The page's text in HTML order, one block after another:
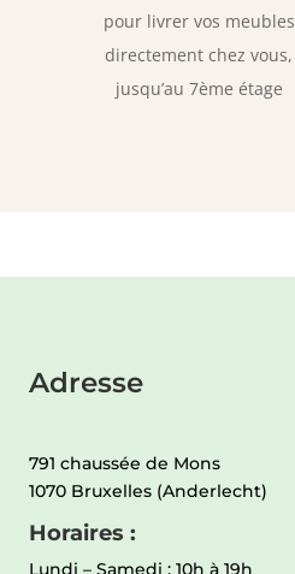
pour livrer vos meubles
directement chez vous,
jusqu’au 7ème étage
Adresse
791 chaussée de Mons
1070 Bruxelles (Anderlecht)
Horaires :
Lundi – Samedi : 10h à 19h